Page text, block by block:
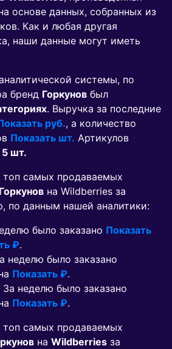
основе данных, собранных из
Как и любая другая
наши данные могут иметь
системы, по
бренд Горкунов был
. Выручка за последние
руб., а количество
Показать шт. Артикулов
5 шт.
самых продаваемых
Горкунов на Wildberries за
по данным нашей аналитики:
было заказано Показать
₽.
неделю было заказано
Показать ₽.
За неделю было заказано
Показать ₽.
самых продаваемых
на Wildberries за